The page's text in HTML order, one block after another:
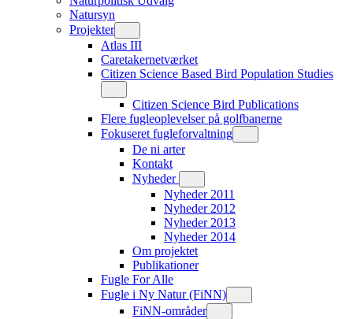
Natursyn
Projekter
Atlas III
Caretakernetværket
Citizen Science Based Bird Population Studies
Citizen Science Bird Publications
Flere fugleoplevelser på golfbanerne
Fokuseret fugleforvaltning
De ni arter
Kontakt
Nyheder
Nyheder 2011
Nyheder 2012
Nyheder 2013
Nyheder 2014
Om projektet
Publikationer
Fugle For Alle
Fugle i Ny Natur (FiNN)
FiNN-områder